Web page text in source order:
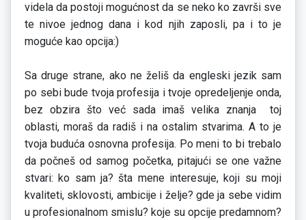
videla da postoji mogućnost da se neko ko završi sve
te nivoe jednog dana i kod njih zaposli, pa i to je
moguće kao opcija:)
Sa druge strane, ako ne želiš da engleski jezik sam
po sebi bude tvoja profesija i tvoje opredeljenje onda,
bez obzira što već sada imaš velika znanja toj
oblasti, moraš da radiš i na ostalim stvarima. A to je
tvoja buduća osnovna profesija. Po meni to bi trebalo
da počneš od samog početka, pitajući se one važne
stvari: ko sam ja? šta mene interesuje, koji su moji
kvaliteti, sklovosti, ambicije i želje? gde ja sebe vidim
u profesionalnom smislu? koje su opcije predamnom?